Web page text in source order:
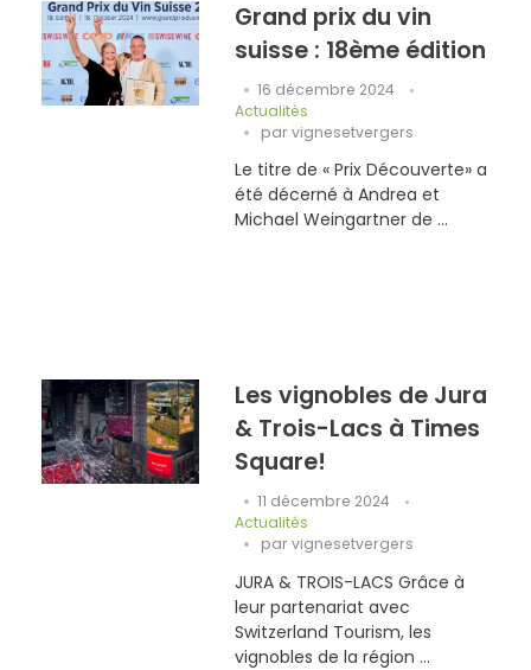
Grand prix du vin
suisse : 18ème édition
16 décembre 2024
Actualités
par vignesetvergers
Le titre de « Prix Découverte» a
été décerné à Andrea et
Michael Weingartner de ...
Les vignobles de Jura
& Trois-Lacs à Times
Square!
11 décembre 2024
Actualités
par vignesetvergers
JURA & TROIS-LACS Grâce à
leur partenariat avec
Switzerland Tourism, les
vignobles de la région ...